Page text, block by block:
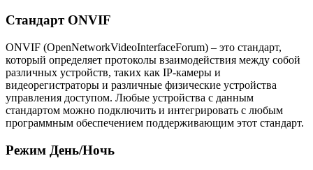
Стандарт ONVIF
ONVIF (OpenNetworkVideoInterfaceForum) – это стандарт,
который определяет протоколы взаимодействия между собой
различных устройств, таких как IP-камеры и
видеорегистраторы и различные физические устройства
управления доступом. Любые устройства с данным
стандартом можно подключить и интегрировать с любым
программным обеспечением поддерживающим этот стандарт.
Режим День/Ночь